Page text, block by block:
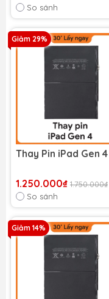
So sánh
Giảm 29%
Thay Pin iPad Gen 4
1.250.000₫ 1.750.000₫
So sánh
Giảm 14%